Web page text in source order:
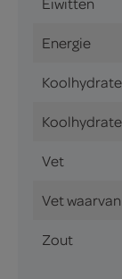
Energie
Vet
Vet
Zout